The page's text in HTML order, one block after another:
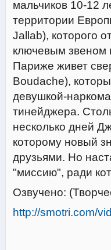
мальчиков 10-12
территории
Jallab), которого
ключевым звеном
Париже живет
Boudache),
девушкой-
тинейджера.
несколько дней
которому новый
друзьями. Но
"миссию", ради
Озвучено:
http://smotri.com/